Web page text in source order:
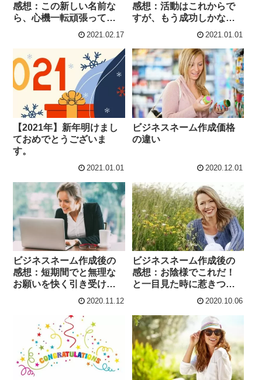
感想：この新しい名前な
ら、心機一転頑張ってい
2021.02.17
感想：活動はこれからで
すが、もう成功しかな
い！と思っています。
2021.01.01
【2021年】新年明けまし
ておめでとうございま
す。
2021.01.01
ビジネスネーム作成価格
の違い
2020.12.01
ビジネスネーム作成後の
感想：短期間でと無理な
お願いを快く引き受けて
下さり、対応も誠実で丁
寧で返信までの間、不安
になる事なく楽しみに待
っていられました。
2020.11.12
ビジネスネーム作成後の
感想：お陰様でこれだ！
と一目見た時に惹きつけ
られた名前に巡り合えて
良かったし、納得のいく
名前を作って頂けて嬉し
いです。
2020.10.06